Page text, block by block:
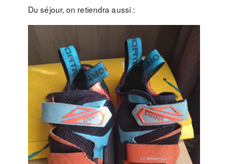
Du séjour, on retiendra aussi :